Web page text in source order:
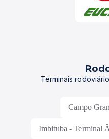
Terminais
Campo
Imbituba - Terminal